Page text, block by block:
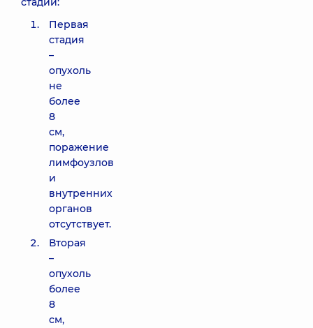
Первая
стадия
–
опухоль
не
более
8
см,
поражение
лимфоузлов
и
внутренних
органов
отсутствует.
Вторая
–
опухоль
более
8
см,